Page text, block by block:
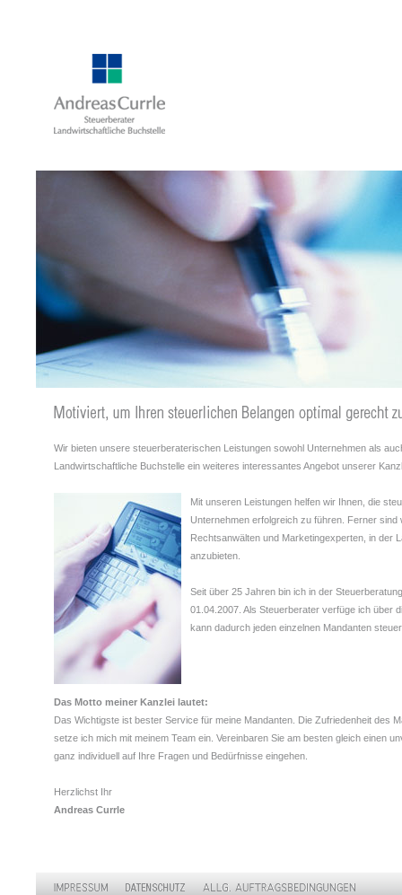
Wir bieten unsere steuerberaterischen Leistungen sowohl Unternehmen als
Landwirtschaftliche Buchstelle ein weiteres interessantes Angebot unserer
Mit unseren Leistungen helfen wir Ihnen, die
Unternehmen erfolgreich zu führen. Ferner
Rechtsanwälten und Marketingexperten, in der
anzubieten.
Seit über 25 Jahren bin ich in der
01.04.2007. Als Steuerberater verfüge ich über
kann dadurch jeden einzelnen Mandanten
Das Motto meiner Kanzlei lautet:
Das Wichtigste ist bester Service für meine Mandanten. Die Zufriedenheit des
setze ich mich mit meinem Team ein. Vereinbaren Sie am besten gleich einen
ganz individuell auf Ihre Fragen und Bedürfnisse eingehen.
Herzlichst Ihr
Andreas Currle